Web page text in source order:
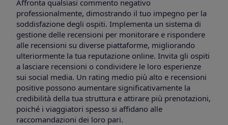
Affronta qualsiasi commento negativo
professionalmente, dimostrando il tuo impegno per la
soddisfazione degli ospiti. Implementa un sistema di
gestione delle recensioni per monitorare e rispondere
alle recensioni su diverse piattaforme, migliorando
ulteriormente la tua reputazione online. Invita gli ospiti
a lasciare recensioni o condividere le loro esperienze
sui social media. Un rating medio più alto e recensioni
positive possono aumentare significativamente la
credibilità della tua struttura e attirare più prenotazioni,
poiché i viaggiatori spesso si affidano alle
raccomandazioni dei loro pari.